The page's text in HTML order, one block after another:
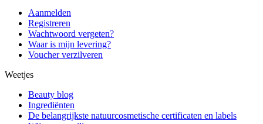
Aanmelden
Registreren
Wachtwoord vergeten?
Waar is mijn levering?
Voucher verzilveren
Weetjes
Beauty blog
Ingrediënten
De belangrijkste natuurcosmetische certificaten en labels